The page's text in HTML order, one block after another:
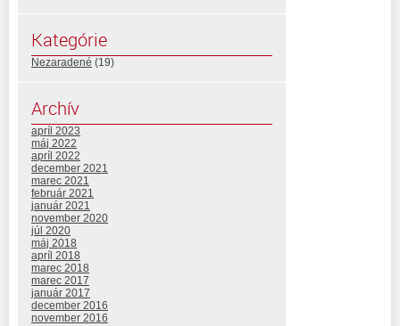
Kategórie
Nezaradené (19)
Archív
apríl 2023
máj 2022
apríl 2022
december 2021
marec 2021
február 2021
január 2021
november 2020
júl 2020
máj 2018
apríl 2018
marec 2018
marec 2017
január 2017
december 2016
november 2016